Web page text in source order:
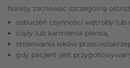
Należy zachować szczególną
zaburzeń czynności wątroby lub
ciąży lub karmienia piersią,
stosowania leków
gdy pacjent jest